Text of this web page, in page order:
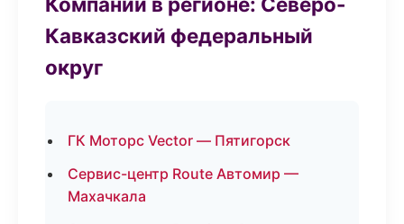
Кавказский федеральный
округ
ГК Моторс Vector — Пятигорск
Сервис-центр Route Автомир —
Махачкала